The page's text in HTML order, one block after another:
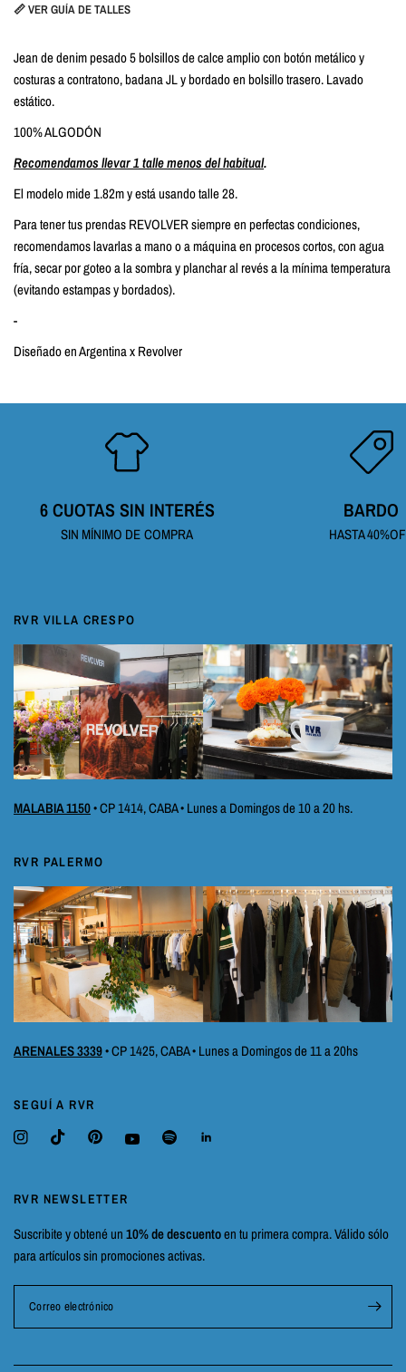
📏 VER GUÍA DE TALLES
Jean de denim pesado 5 bolsillos de calce amplio con botón metálico y
costuras a contratono, badana JL y bordado en bolsillo trasero. Lavado
estático.
100% ALGODÓN
Recomendamos llevar 1 talle menos del habitual.
El modelo mide 1.82m y está usando talle 28.
Para tener tus prendas REVOLVER siempre en perfectas condiciones,
recomendamos lavarlas a mano o a máquina en procesos cortos, con agua
fría, secar por goteo a la sombra y planchar al revés a la mínima temperatura
(evitando estampas y bordados).
-
Diseñado en Argentina x Revolver
6 CUOTAS SIN INTERÉS
SIN MÍNIMO DE COMPRA
BARDO
HASTA
RVR VILLA CRESPO
MALABIA 1150• CP 1414, CABA • Lunes a Domingos de 10 a 20 hs.
RVR PALERMO
ARENALES 3339• CP 1425, CABA • Lunes a Domingos de 11 a 20hs
SEGUÍ A RVR
RVR NEWSLETTER
Suscribite y obtené un10% de descuentoen tu primera compra. Válido sólo
para artículos sin promociones activas.
Correo electrónico